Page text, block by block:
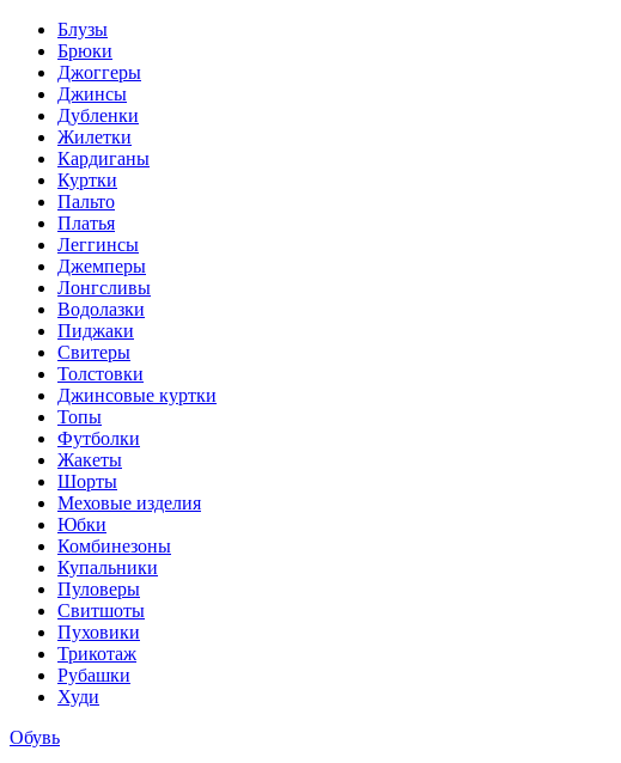
Блузы
Брюки
Джоггеры
Джинсы
Дубленки
Жилетки
Кардиганы
Куртки
Пальто
Платья
Леггинсы
Джемперы
Лонгсливы
Водолазки
Пиджаки
Свитеры
Толстовки
Джинсовые куртки
Топы
Футболки
Жакеты
Шорты
Меховые изделия
Юбки
Комбинезоны
Купальники
Пуловеры
Свитшоты
Пуховики
Трикотаж
Рубашки
Худи
Обувь